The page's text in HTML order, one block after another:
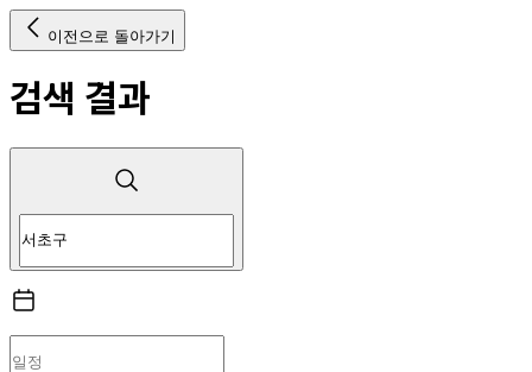
이전으로 돌아가기
검색 결과